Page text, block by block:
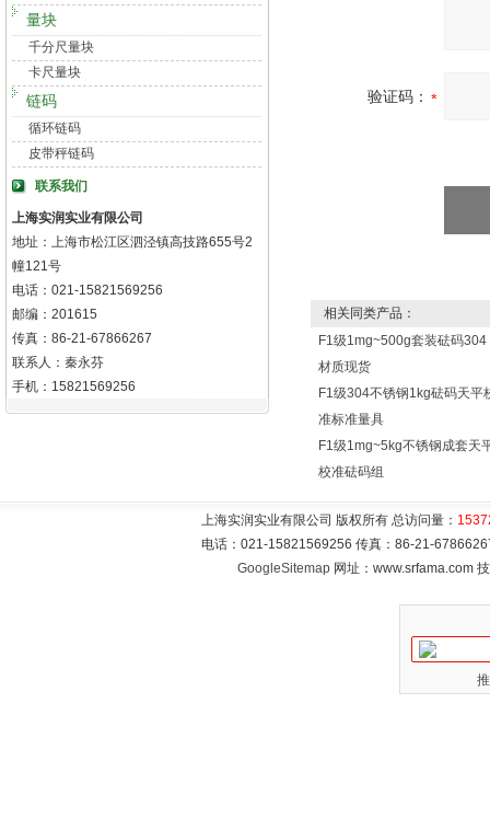
量块
千分尺量块
卡尺量块
链码
循环链码
皮带秤链码
联系我们
上海实润实业有限公司
地址：上海市松江区泗泾镇高技路655号2
幢121号
电话：021-15821569256
邮编：201615
传真：86-21-67866267
联系人：秦永芬
手机：15821569256
验证码：
相关同类产品：
F1级1mg~500g套装砝码304
材质现货
F1级304不锈钢1kg砝码天平
准标准量具
F1级1mg~5kg不锈钢成套天
校准砝码组
上海实润实业有限公司 版权所有 总访问量：
电话：021-15821569256 传真：86-21-
GoogleSitemap网址：www.srfama.com